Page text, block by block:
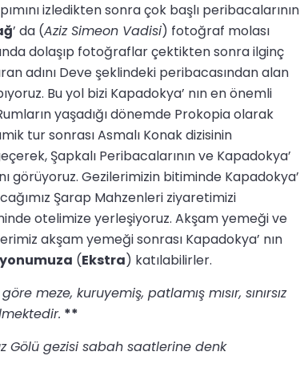
izledikten sonra çok başlı peribacalarının
’ da (Aziz Simeon Vadisi) fotoğraf molası
dolaşıp fotoğraflar çektikten sonra ilginç
adını Deve şeklindeki peribacasından alan
Bu yol bizi Kapadokya’ nın en önemli
yaşadığı dönemde Prokopia olarak
tur sonrası Asmalı Konak dizisinin
Şapkalı Peribacalarının ve Kapadokya’
görüyoruz. Gezilerimizin bitiminde Kapadokya’
Şarap Mahzenleri ziyaretimizi
otelimize yerleşiyoruz. Akşam yemeği ve
akşam yemeği sonrası Kapadokya’ nın
(Ekstra) katılabilirler.
meze, kuruyemiş, patlamış mısır, sınırsız
**
Gölü gezisi sabah saatlerine denk